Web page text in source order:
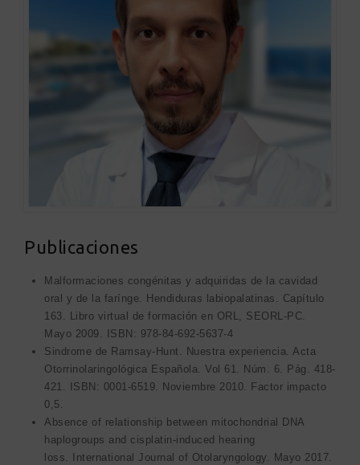
Publicaciones
Malformaciones congénitas y adquiridas de la cavidad
oral y de la farínge. Hendiduras labiopalatinas. Capítulo
163. Libro virtual de formación en ORL, SEORL-PC.
Mayo 2009. ISBN: 978-84-692-5637-4
Sindrome de Ramsay-Hunt. Nuestra experiencia. Acta
Otorrinolaringológica Española. Vol 61. Núm. 6. Pág. 418-
421. ISBN: 0001-6519. Noviembre 2010. Factor impacto
0,5.
Absence of relationship between mitochondrial DNA
haplogroups and cisplatin-induced hearing
loss. International Journal of Otolaryngology. Mayo 2017.